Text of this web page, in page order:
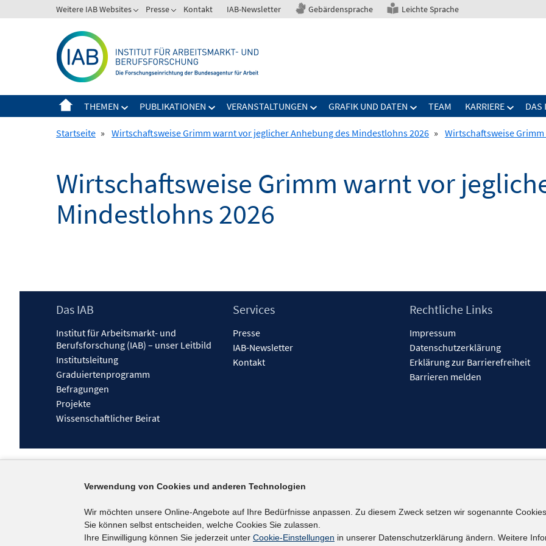
zum
Weitere IAB Websites Presse Kontakt IAB-Newsletter Gebärdensprache Leichte Sprache
THEMEN PUBLIKATIONEN VERANSTALTUNGEN GRAFIK UND DATEN TEAM KARRIERE DAS
Startseite » Wirtschaftsweise Grimm warnt vor jeglicher Anhebung des Mindestlohns 2026 » Wirtschaftsweise
Wirtschaftsweise Grimm warnt vor
Mindestlohns 2026
Footer
Das IAB
Institut für Arbeitsmarkt- und
Berufsforschung (IAB) – unser Leitbild
Institutsleitung
Graduiertenprogramm
Befragungen
Projekte
Wissenschaftlicher Beirat
Services
Presse
IAB-Newsletter
Kontakt
Rechtliche Links
Impressum
Datenschutzerklärung
Erklärung zur Barrierefreiheit
Barrieren melden
Verwendung von Cookies und anderen Technologien
Wir möchten unsere Online-Angebote auf Ihre Bedürfnisse anpassen. Zu diesem Zweck setzen wir sogenannte
Sie können selbst entscheiden, welche Cookies Sie zulassen.
Ihre Einwilligung können Sie jederzeit unter Cookie-Einstellungen in unserer Datenschutzerklärung ändern. Weitere